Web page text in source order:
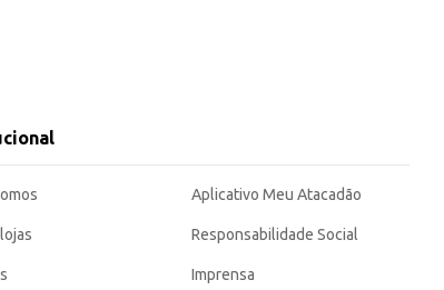
Aplicativo Meu Atacadão
Responsabilidade Social
Imprensa